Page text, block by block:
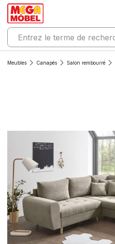
Meubles Canapés Salon rembourré